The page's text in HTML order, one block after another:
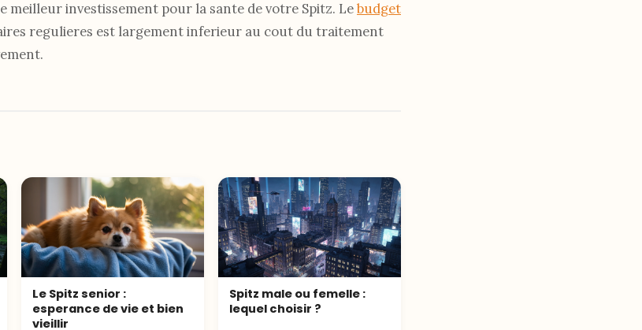
meilleur investissement pour la sante de votre Spitz. Lebudget
regulieres est largement inferieur au cout du traitement
Le Spitz senior :
esperance de vie et bien
vieillir
Spitz male ou femelle :
lequel choisir ?